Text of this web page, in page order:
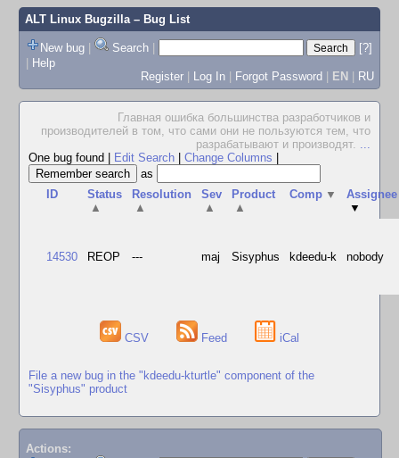
ALT Linux Bugzilla– Bug List
New bug | Search |
[?]
| Help
Register | Log In | Forgot Password | EN | RU
Главная ошибка большинства разработчиков и
производителей в том, что сами они не пользуются тем, что
разрабатывают и производят. ...
One bug found
Edit Search Change Columns
as
ID
Status
▲
Resolution
▲
Sev
▲
Product
▲
Comp ▼
Assignee
▼
14530 REOP --- maj Sisyphus kdeedu-k nobody
CSV Feed iCal
File a new bug in the "kdeedu-kturtle" component of the
"Sisyphus" product
Actions: